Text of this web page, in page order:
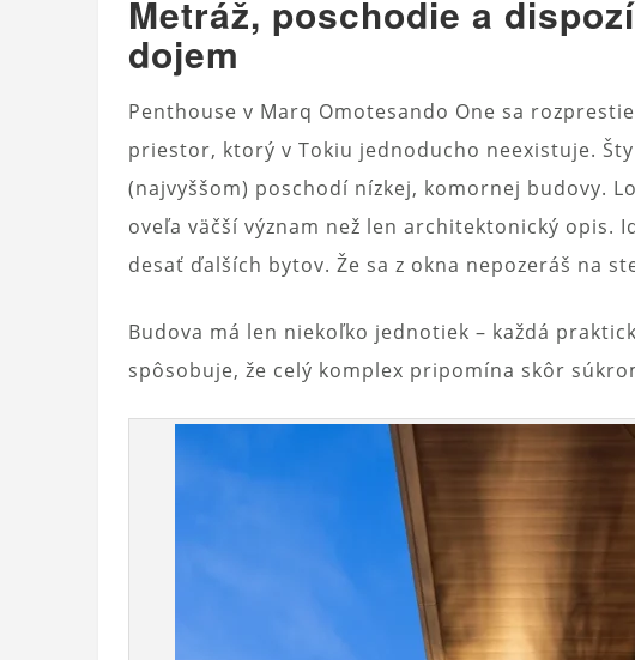
Metráž, poschodie a
dojem
Penthouse v Marq Omotesando One sa
priestor, ktorý v Tokiu jednoducho neexistuje.
(najvyššom) poschodí nízkej, komornej budovy.
oveľa väčší význam než len architektonický opis.
desať ďalších bytov. Že sa z okna nepozeráš na
Budova má len niekoľko jednotiek – každá
spôsobuje, že celý komplex pripomína skôr